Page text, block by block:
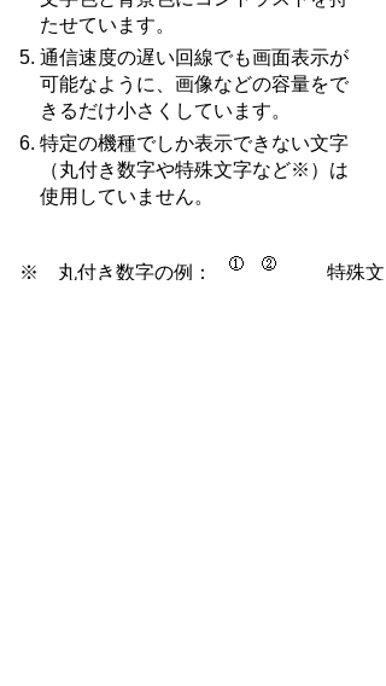
たせています。
通信速度の遅い回線でも画面表示が
可能なように、画像などの容量をで
きるだけ小さくしています。
特定の機種でしか表示できない文字
（丸付き数字や特殊文字など※）は
使用していません。
※ 丸付き数字の例： 特殊文